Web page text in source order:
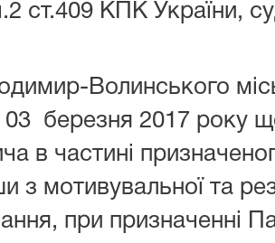
ст.409 КПК України,
Волинського
03 березня 2017 року
в частині
з мотивувальної та
при призначенні